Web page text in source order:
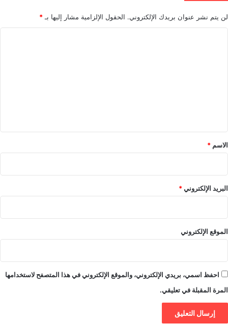
لن يتم نشر عنوان بريدك الإلكتروني. الحقول الإلزامية مشار إليها بـ *
*
الاسم *
البريد الإلكتروني*
الموقع الإلكتروني
احفظ اسمي، بريدي الإلكتروني، والموقع الإلكتروني في هذا المتصفح لاستخدامها
المرة المقبلة في تعليقي.